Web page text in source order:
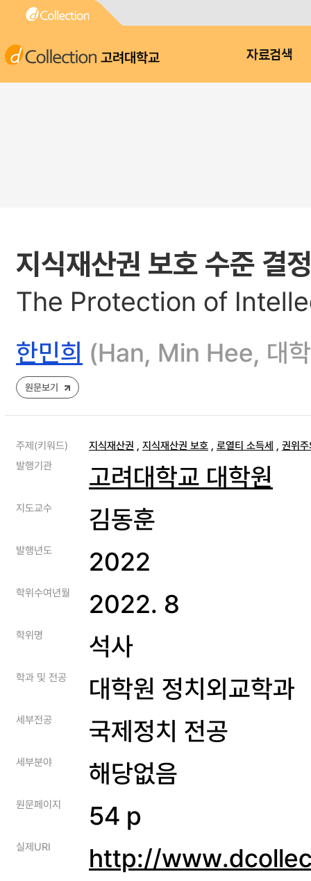
고려대학교 자료검색
지식재산권 보호 수준 결
The Protection of
한민희 (Han, Min Hee, 대학
원문보기
주제(키워드) 지식재산권 , 지식재산권 보호 , 로열티 소득세 , 권위
발행기관
고려대학교 대학원
지도교수 김동훈
발행년도 2022
학위수여년월 2022. 8
학위명 석사
학과 및 전공 대학원 정치외교학과
세부전공 국제정치 전공
세부분야 해당없음
원문페이지 54 p
실제URI http://